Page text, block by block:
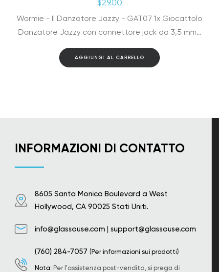
$29.00
Wormie - Il Danzatore Jazzy - GAT07 1x Giocattolo
Danzatore Jazzy con connettore jack da 3,5 mm…
AGGIUNGI AL CARRELLO
INFORMAZIONI DI CONTATTO
8605 Santa Monica Boulevard a West
Hollywood, CA 90025 Stati Uniti.
info@glassouse.com | support@glassouse.com
(760) 284-7057 (Per informazioni sui prodotti)
Nota: Per l'assistenza post-vendita, si prega di